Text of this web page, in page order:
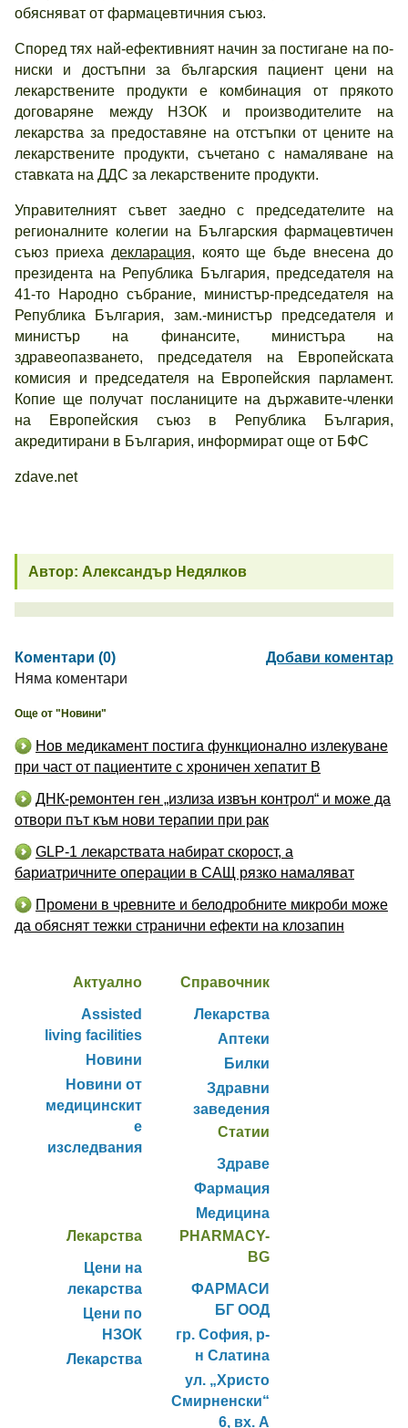
обясняват от фармацевтичния съюз.
Според тях най-ефективният начин за постигане на по-
ниски и достъпни за българския пациент цени на
лекарствените продукти е комбинация от прякото
договаряне между НЗОК и производителите на
лекарства за предоставяне на отстъпки от цените на
лекарствените продукти, съчетано с намаляване на
ставката на ДДС за лекарствените продукти.
Управителният съвет заедно с председателите на
регионалните колегии на Българския фармацевтичен
съюз приеха декларация, която ще бъде внесена до
президента на Република България, председателя на
41-то Народно събрание, министър-председателя на
Република България, зам.-министър председателя и
министър на финансите, министъра на
здравеопазването, председателя на Европейската
комисия и председателя на Европейския парламент.
Копие ще получат посланиците на държавите-членки
на Европейския съюз в Република България,
акредитирани в България, информират още от БФС
zdave.net
Автор: Александър Недялков
Коментари (0)
Добави коментар
Няма коментари
Още от "Новини"
Нов медикамент постига функционално излекуване
при част от пациентите с хроничен хепатит B
ДНК-ремонтен ген „излиза извън контрол“ и може да
отвори път към нови терапии при рак
GLP-1 лекарствата набират скорост, а
бариатричните операции в САЩ рязко намаляват
Промени в чревните и белодробните микроби може
да обяснят тежки странични ефекти на клозапин
Актуално
Assisted
living facilities
Новини
Новини от
медицинскит
е
изследвания
Справочник
Лекарства
Аптеки
Билки
Здравни
заведения
Статии
Здраве
Фармация
Медицина
Лекарства
Цени на
лекарства
Цени по
НЗОК
Лекарства
PHARMACY-
BG
ФАРМАСИ
БГ ООД
гр. София, р-
н Слатина
ул. „Христо
Смирненски“
6, вх. А